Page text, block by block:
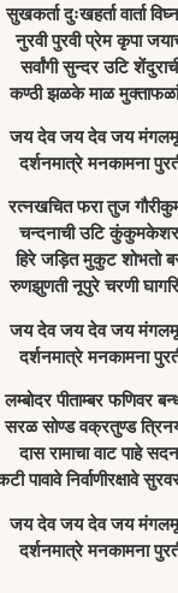
सुखकर्ता दुःखहर्ता वार्ता
नुरवी पुरवी प्रेम कृपा
सर्वांगी सुन्दर उटि
कण्ठी झळके माळ
जय देव जय देव जय
दर्शनमात्रे मनकामना
रत्नखचित फरा तुज
चन्दनाची उटि
हिरे जड़ित मुकुट शोभतो
रुणझुणती नूपुरे चरणी
जय देव जय देव जय
दर्शनमात्रे मनकामना
लम्बोदर पीताम्बर फणिवर
सरळ सोण्ड वक्रतुण्ड
दास रामाचा वाट पाहे
पावावे निर्वाणीरक्षावे
जय देव जय देव जय
दर्शनमात्रे मनकामना